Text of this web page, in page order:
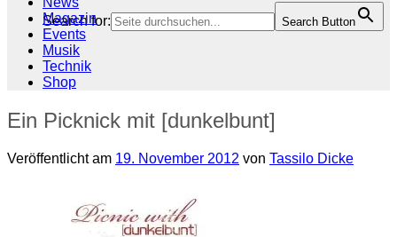
Search for: Search Button
Magazin
Events
Musik
Technik
Shop
Ein Picknick mit [dunkelbunt]
Veröffentlicht am 19. November 2012 von Tassilo Dicke